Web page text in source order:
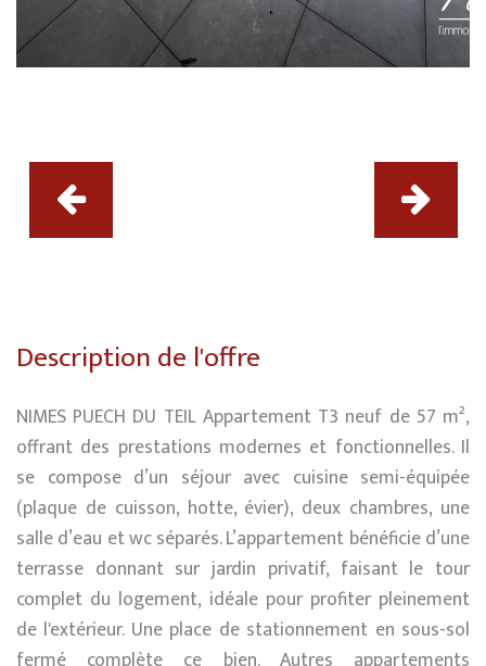
Description de l'offre
NIMES PUECH DU TEIL Appartement T3 neuf de 57 m²,
offrant des prestations modernes et fonctionnelles. Il
se compose d’un séjour avec cuisine semi-équipée
(plaque de cuisson, hotte, évier), deux chambres, une
salle d’eau et wc séparés. L’appartement bénéficie d’une
terrasse donnant sur jardin privatif, faisant le tour
complet du logement, idéale pour profiter pleinement
de l'extérieur. Une place de stationnement en sous-sol